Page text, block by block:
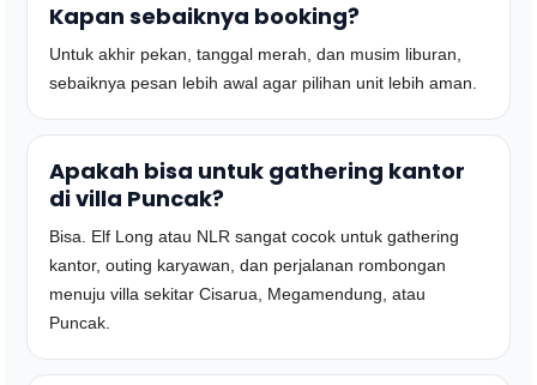
Kapan sebaiknya booking?
Untuk akhir pekan, tanggal merah, dan musim liburan,
sebaiknya pesan lebih awal agar pilihan unit lebih aman.
Apakah bisa untuk gathering kantor
di villa Puncak?
Bisa. Elf Long atau NLR sangat cocok untuk gathering
kantor, outing karyawan, dan perjalanan rombongan
menuju villa sekitar Cisarua, Megamendung, atau
Puncak.